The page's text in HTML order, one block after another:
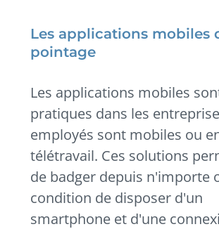
Les applications mobiles
pointage
Les applications mobiles
pratiques dans les
employés sont mobiles ou
télétravail. Ces solutions
de badger depuis n'importe
condition de disposer d'un
smartphone et d'une